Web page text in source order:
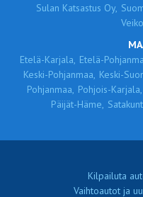
Sulan Katsastus Oy,
Etelä-Karjala, Etelä-
Keski-Pohjanmaa, Keski-
Pohjanmaa, Pohjois-Karjala,
Päijät-Häme,
Kilpailuta
Vaihtoautot ja